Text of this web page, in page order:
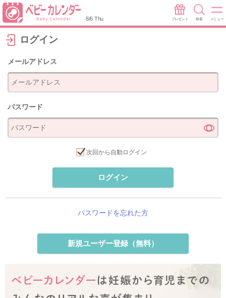
8/6 Thu プレゼント 検索 メニュー
ログイン
メールアドレス
パスワード
次回から自動ログイン
ログイン
パスワードを忘れた方
新規ユーザー登録（無料）